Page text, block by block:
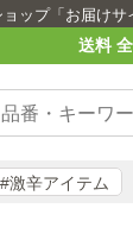
ップ「お届けサ
送料
#激辛アイテム